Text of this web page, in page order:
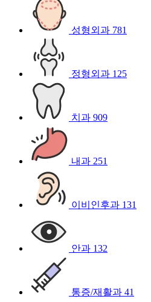
성형외과 781
정형외과 125
치과 909
내과 251
이비인후과 131
안과 132
통증/재활과 41